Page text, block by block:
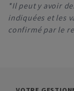
*Il peut y avoir
indiquées et les
confirmé par le